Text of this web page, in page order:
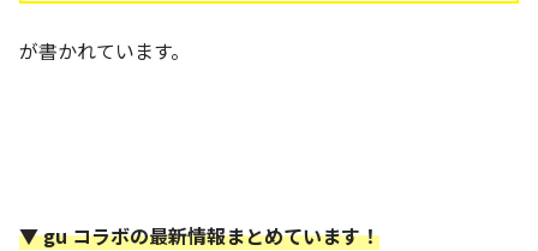
が書かれています。
▼ gu コラボの最新情報まとめています！